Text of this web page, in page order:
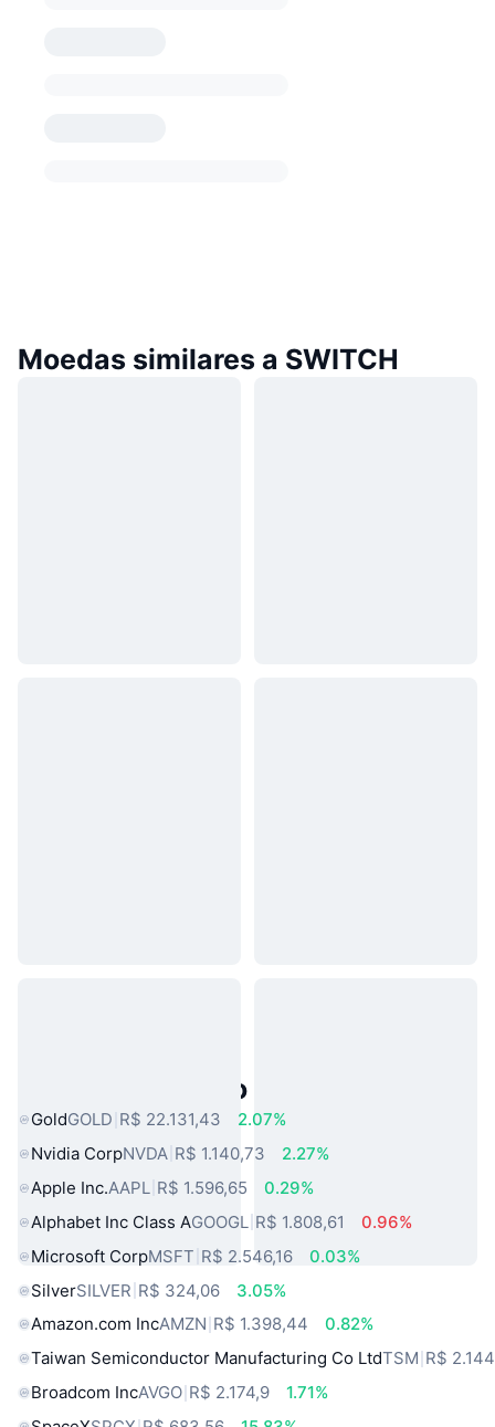
Moedas similares a SWITCH
Ativos do Mundo Real Populares
GoldGOLD R$ 22.131,43
2.07%
Nvidia CorpNVDA R$ 1.140,73
2.27%
Apple Inc.AAPL R$ 1.596,65
0.29%
Alphabet Inc Class AGOOGL R$ 1.808,61
0.96%
Microsoft CorpMSFT R$ 2.546,16
0.03%
SilverSILVER R$ 324,06
3.05%
Amazon.com IncAMZN R$ 1.398,44
0.82%
Taiwan Semiconductor Manufacturing Co LtdTSM R$
Broadcom IncAVGO R$ 2.174,9
1.71%